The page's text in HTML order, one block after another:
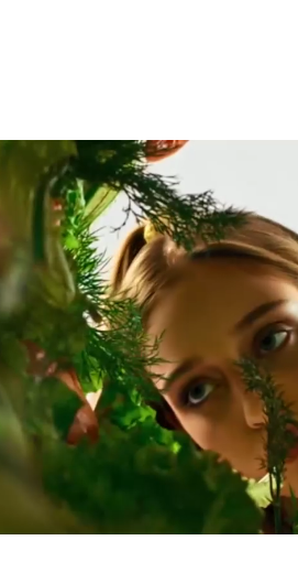
В основе — креативная идея,
на провокационных, но культурно
релевантных инсайтах. Мы
привычный формат подачи
предложений и собрали эстетичную,
смелую съёмку, визуально
ценности бренда